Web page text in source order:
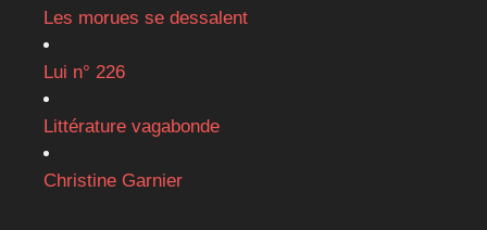
Les morues se dessalent
Lui n° 226
Littérature vagabonde
Christine Garnier